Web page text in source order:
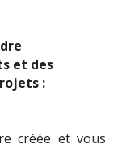
et des
:
créée et vous